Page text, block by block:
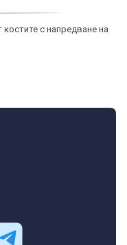
с напредване на